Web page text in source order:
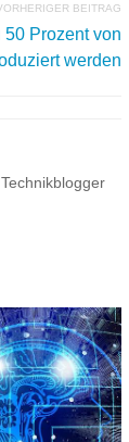
BEITRAG
Prozent von
werden